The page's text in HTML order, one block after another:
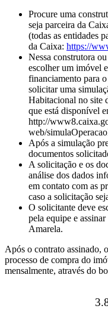
Procure uma
seja parceira da
(todas as entidades
da Caixa: https://
Nessa construtora
escolher um imóvel
financiamento para
solicitar uma
Habitacional no site
que está disponível
http://
web/
Após a simulação
documentos
A solicitação e os
análise dos dados
em contato com as
caso a solicitação
O solicitante deve
pela equipe e
Amarela.
Após o contrato assinado,
processo de compra do
mensalmente, através do